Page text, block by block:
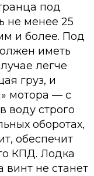
под
не менее 25
и более. Под
иметь
легче
груз, и
мотора — с
воду строго
оборотах,
обеспечит
КПД. Лодка
винт не станет